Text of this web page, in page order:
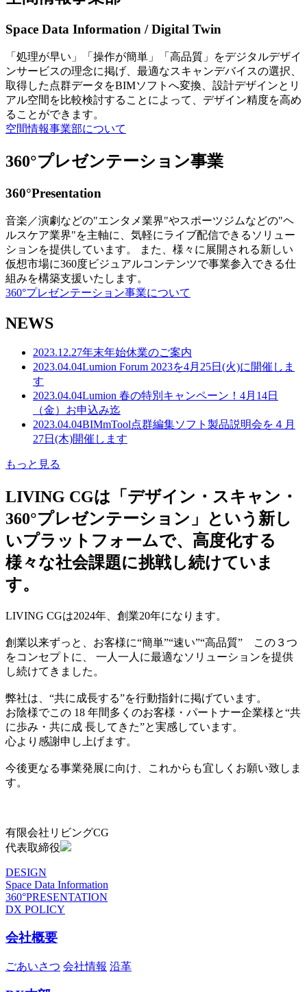
Space Data Information / Digital Twin
「処理が早い」「操作が簡単」「高品質」をデジタルデザイ
ンサービスの理念に掲げ、最適なスキャンデバイスの選択、
取得した点群データをBIMソフトへ変換、設計デザインとリ
アル空間を比較検討することによって、デザイン精度を高め
ることができます。
空間情報事業部について
360°プレゼンテーション事業
360°Presentation
音楽／演劇などの"エンタメ業界"やスポーツジムなどの"ヘ
ルスケア業界"を主軸に、気軽にライブ配信できるソリュー
ションを提供しています。 また、様々に展開される新しい
仮想市場に360度ビジュアルコンテンツで事業参入できる仕
組みを構築支援いたします。
360°プレゼンテーション事業について
NEWS
2023.12.27年末年始休業のご案内
2023.04.04Lumion Forum 2023を4月25日(火)に開催しま
す
2023.04.04Lumion 春の特別キャンペーン！4月14日
（金）お申込み迄
2023.04.04BIMmTool点群編集ソフト製品説明会を４月
27日(木)開催します
もっと見る
LIVING CGは「デザイン・スキャン・
360°プレゼンテーション」という新し
いプラットフォームで、高度化する
様々な社会課題に挑戦し続けていま
す。
LIVING CGは2024年、創業20年になります。
創業以来ずっと、お客様に“簡単”“速い”“高品質” この３つ
をコンセプトに、 一人一人に最適なソリューションを提供
し続けてきました。
弊社は、“共に成長する”を行動指針に掲げています。
お陰様でこの 18 年間多くのお客様・パートナー企業様と“共
に歩み・共に成 長してきた”と実感しています。
心より感謝申し上げます。
今後更なる事業発展に向け、これからも宜しくお願い致しま
す。
有限会社リビングCG
代表取締役
DESIGN
Space Data Information
360°PRESENTATION
DX POLICY
会社概要
ごあいさつ 会社情報 沿革